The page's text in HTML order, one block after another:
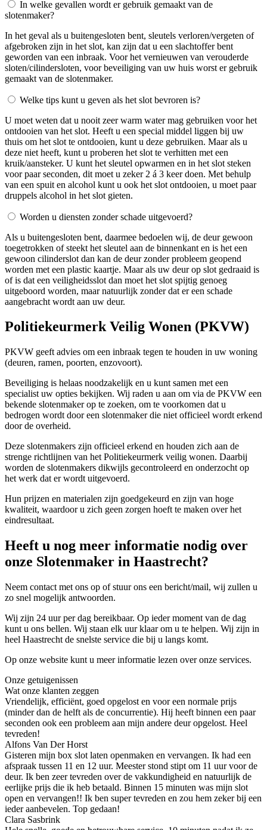
In welke gevallen wordt er gebruik gemaakt van de
slotenmaker?
In het geval als u buitengesloten bent, sleutels verloren/vergeten of
afgebroken zijn in het slot, kan zijn dat u een slachtoffer bent
geworden van een inbraak. Voor het vernieuwen van verouderde
sloten/cilindersloten, voor beveiliging van uw huis worst er gebruik
gemaakt van de slotenmaker.
Welke tips kunt u geven als het slot bevroren is?
U moet weten dat u nooit zeer warm water mag gebruiken voor het
ontdooien van het slot. Heeft u een special middel liggen bij uw
thuis om het slot te ontdooien, kunt u deze gebruiken. Maar als u
deze niet heeft, kunt u proberen het slot te verhitten met een
kruik/aansteker. U kunt het sleutel opwarmen en in het slot steken
voor paar seconden, dit moet u zeker 2 á 3 keer doen. Met behulp
van een spuit en alcohol kunt u ook het slot ontdooien, u moet paar
druppels alcohol in het slot gieten.
Worden u diensten zonder schade uitgevoerd?
Als u buitengesloten bent, daarmee bedoelen wij, de deur gewoon
toegetrokken of steekt het sleutel aan de binnenkant en is het een
gewoon cilinderslot dan kan de deur zonder probleem geopend
worden met een plastic kaartje. Maar als uw deur op slot gedraaid is
of is dat een veiligheidsslot dan moet het slot spijtig genoeg
uitgeboord worden, maar natuurlijk zonder dat er een schade
aangebracht wordt aan uw deur.
Politiekeurmerk Veilig Wonen (PKVW)
PKVW geeft advies om een inbraak tegen te houden in uw woning
(deuren, ramen, poorten, enzovoort).
Beveiliging is helaas noodzakelijk en u kunt samen met een
specialist uw opties bekijken. Wij raden u aan om via de PKVW een
bekende slotenmaker op te zoeken, om te voorkomen dat u
bedrogen wordt door een slotenmaker die niet officieel wordt erkend
door de overheid.
Deze slotenmakers zijn officieel erkend en houden zich aan de
strenge richtlijnen van het Politiekeurmerk veilig wonen. Daarbij
worden de slotenmakers dikwijls gecontroleerd en onderzocht op
het werk dat er wordt uitgevoerd.
Hun prijzen en materialen zijn goedgekeurd en zijn van hoge
kwaliteit, waardoor u zich geen zorgen hoeft te maken over het
eindresultaat.
Heeft u nog meer informatie nodig over
onze Slotenmaker in Haastrecht?
Neem contact met ons op of stuur ons een bericht/mail, wij zullen u
zo snel mogelijk antwoorden.
Wij zijn 24 uur per dag bereikbaar. Op ieder moment van de dag
kunt u ons bellen. Wij staan elk uur klaar om u te helpen. Wij zijn in
heel Haastrecht de snelste service die bij u langs komt.
Op onze website kunt u meer informatie lezen over onze services.
Onze getuigenissen
Wat onze klanten zeggen
Vriendelijk, efficiënt, goed opgelost en voor een normale prijs
(minder dan de helft als de concurrentie). Hij heeft binnen een paar
seconden ook een probleem aan mijn andere deur opgelost. Heel
tevreden!
Alfons Van Der Horst
Gisteren mijn box slot laten openmaken en vervangen. Ik had een
afspraak tussen 11 en 12 uur. Meester stond stipt om 11 uur voor de
deur. Ik ben zeer tevreden over de vakkundigheid en natuurlijk de
eerlijke prijs die ik heb betaald. Binnen 15 minuten was mijn slot
open en vervangen!! Ik ben super tevreden en zou hem zeker bij een
ieder aanbevelen. Top gedaan!
Clara Sasbrink